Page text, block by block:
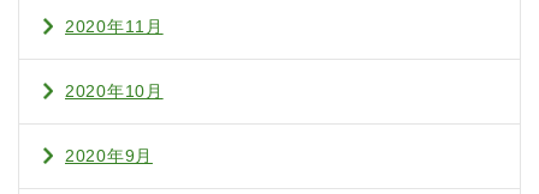
2020年11月
2020年10月
2020年9月